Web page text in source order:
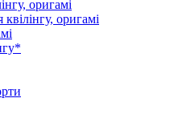
оригамі
оригамі